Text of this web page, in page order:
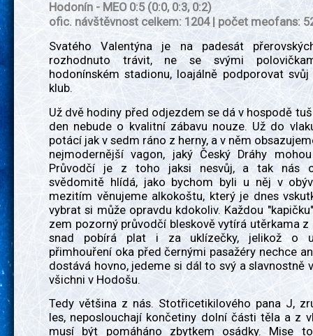
Hodonín - MEO 0:5 (0:0, 0:3, 0:2)
ofic. návštěvnost celkem: 1204 | počet meofans:
Svatého Valentýna je na padesát
rozhodnuto trávit, ne se svými
hodonínském stadionu, loajálně podporovat
klub.
Už dvě hodiny před odjezdem se dá v hospodě
den nebude o kvalitní zábavu nouze. Už do
potácí jak v sedm ráno z herny, a v něm
nejmodernější vagon, jaký Český Dráhy
Průvodčí je z toho jaksi nesvůj, a tak nás
svědomitě hlídá, jako bychom byli u něj v
mezitím věnujeme alkokoštu, který je dnes
vybrat si může opravdu kdokoliv. Každou
zem pozorný průvodčí bleskově vytírá utěrkama z
snad pobírá plat i za uklízečky, jelikož o
přimhouření oka před černými pasažéry nechce
dostává hovno, jedeme si dál to svý a slavnostně
všichni v Hodošu.
Tedy většina z nás. Stotřicetikilového pana J,
les, neposlouchají končetiny dolní části těla a z
musí být pomáháno zbytkem osádky. Mise